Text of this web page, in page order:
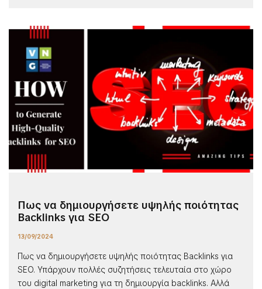
Πως να δημιουργήσετε υψηλής ποιότητας
Backlinks για SEO
13/09/2024
Πως να δημιουργήσετε υψηλής ποιότητας Backlinks για
SEO. Υπάρχουν πολλές συζητήσεις τελευταία στο χώρο
του digital marketing για τη δημιουργία backlinks. Αλλά